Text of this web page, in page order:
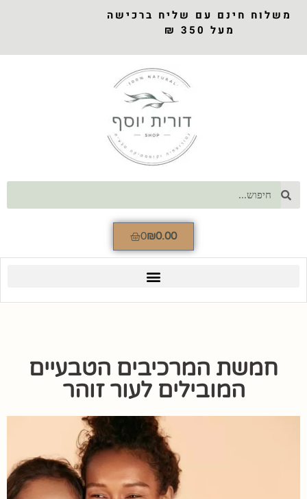
משלוח חינם עם שליח ברכישה
מעל 350 ₪
₪0.00
0
חמשת המרכיבים הטבעיים
המובילים לעור זוהר